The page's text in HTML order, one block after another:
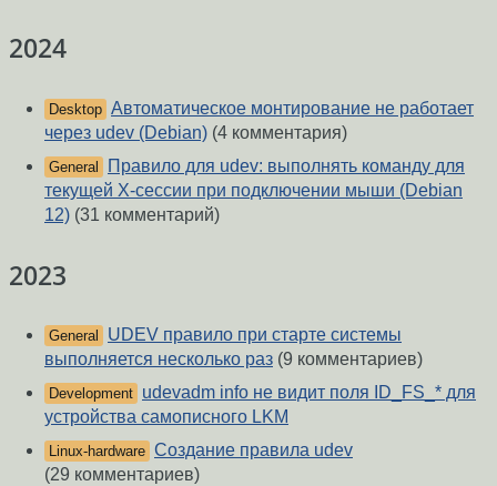
2024
Desktop Автоматическое монтирование не работает
через udev (Debian) (4 комментария)
General
Правило для udev: выполнять команду для
текущей X-сессии при подключении мыши (Debian
12) (31 комментарий)
2023
General
UDEV правило при старте системы
выполняется несколько раз (9 комментариев)
Development udevadm info не видит поля ID_FS_* для
устройства самописного LKM
Linux-hardware Создание правила udev
(29 комментариев)